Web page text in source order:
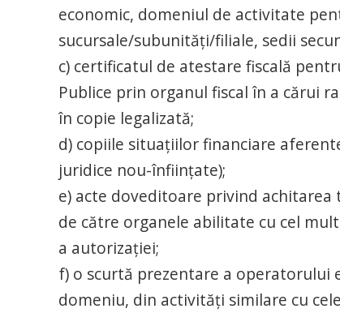
economic, domeniul de activitate
sucursale/subunități/filiale, sedii
c) certificatul de atestare fiscală
Publice prin organul fiscal în a cărui
în copie legalizată;
d) copiile situaţiilor financiare
juridice nou-înfiinţate);
e) acte doveditoare privind
de către organele abilitate cu cel
a autorizaţiei;
f) o scurtă prezentare a operatorului
domeniu, din activităţi similare cu